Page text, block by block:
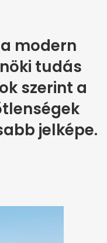
modern
tudás
szerint a
jelképe.